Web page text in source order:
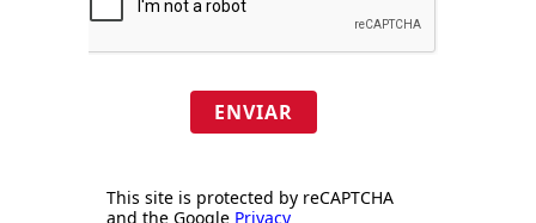
ENVIAR
This site is protected by reCAPTCHA
and the Google Privacy